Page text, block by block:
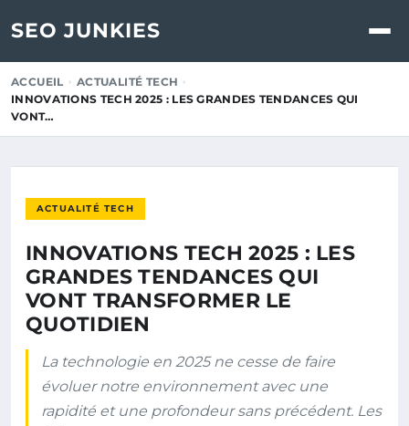
SEO JUNKIES
ACCUEIL
ACTUALITÉ TECH
INNOVATIONS TECH 2025 : LES GRANDES TENDANCES QUI
VONT…
ACTUALITÉ TECH
INNOVATIONS TECH 2025 : LES
GRANDES TENDANCES QUI
VONT TRANSFORMER LE
QUOTIDIEN
La technologie en 2025 ne cesse de faire
évoluer notre environnement avec une
rapidité et une profondeur sans précédent. Les